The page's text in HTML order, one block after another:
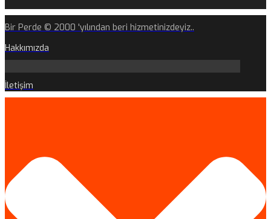
Bir Perde © 2000 'yılından beri hizmetinizdeyiz..
Hakkımızda
İletişim